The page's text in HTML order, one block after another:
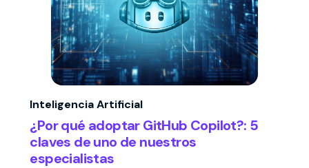
Inteligencia Artificial
¿Por qué adoptar GitHub Copilot?: 5
claves de uno de nuestros
especialistas